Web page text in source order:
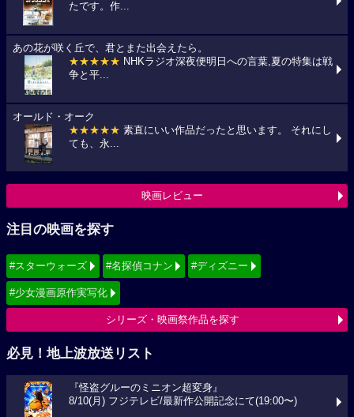
たです。作...
あの花が咲く丘で、君とまた出会えたら。
★★★★★ NHKラジオ深夜便明日への言葉,夏の特集は戦
争と平...
オールド・オーク
★★★★★ 素直にいい作品だったと思います。 それにし
ても、永...
映画レビュー
注目の映画を探す
#スターウォーズ #名探偵コナン #ディズニー
#少女漫画原作実写化
シリーズ・映画祭作品を探す
必見！地上波放送リスト
『怪盗グルーのミニオン超変身』
8/10(月) フジテレビ/最新作公開記念にて(19:00〜)